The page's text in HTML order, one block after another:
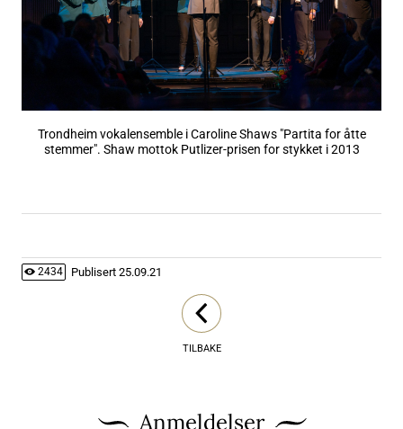
Trondheim vokalensemble i Caroline Shaws "Partita for åtte
stemmer". Shaw mottok Putlizer-prisen for stykket i 2013
2434 Publisert 25.09.21
TILBAKE
Anmeldelser